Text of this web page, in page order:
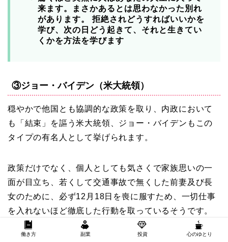
来ます。まさかあるとは思わなかった別れ
があります。 拒絶されどうすればいいかを
学び、次の日どう起きて、それと生きてい
くかを方法を学びます
③ジョー・バイデン（米大統領）
穏やかで他国とも協調的な政策を取り、内政において
も「結束」を謳う米大統領、ジョー・バイデンもこの
タイプの有名人として挙げられます。
政策だけでなく、個人としても気さくで家族思いの一
面が目立ち、若くして交通事故で無くした前妻及び長
女のために、必ず12月18日を喪に服すため、一切仕事
を入れないほど徹底した行動を取っているそうです。
働き方 副業 投資 心のゆとり